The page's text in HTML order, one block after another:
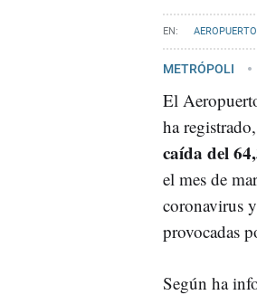
METRÓPOLI
El
ha
caída del
el mes de
coronavirus
provocadas
Según ha